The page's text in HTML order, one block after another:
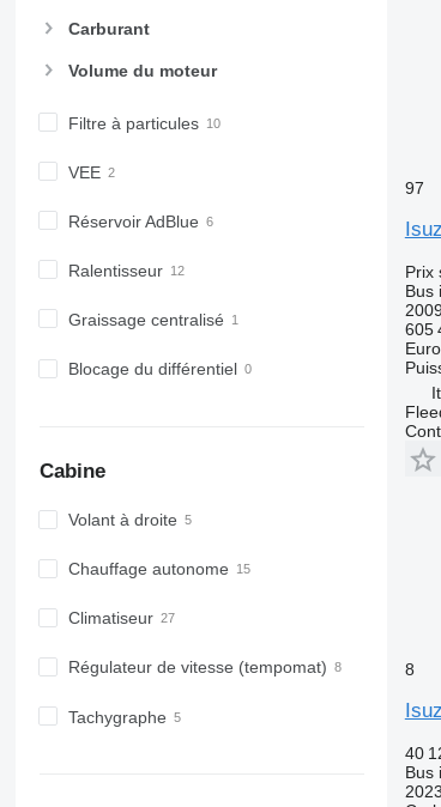
Carburant
Volume du moteur
Filtre à particules
VEE
Réservoir AdBlue
Ralentisseur
Graissage centralisé
Blocage du différentiel
Cabine
Volant à droite
Chauffage autonome
Climatiseur
Régulateur de vitesse (tempomat)
Tachygraphe
97
Prix
Bus
2009
605
8
40
Bus
2023